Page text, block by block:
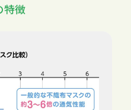
特徴